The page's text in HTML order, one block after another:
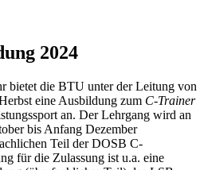
2024
bietet die BTU unter der Leitung von
eine Ausbildung zum C-Trainer
an. Der Lehrgang wird an
bis Anfang Dezember
Teil der DOSB C-
für die Zulassung ist u.a. eine